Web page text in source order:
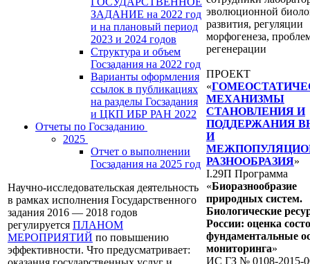
ЗАДАНИЕ на 2022 год
и на плановый период
2023 и 2024 годов
Структура и объем
Госзадания на 2022 год
Варианты оформления
ссылок в публикациях
на разделы Госзадания
и ЦКП ИБР РАН 2022
Отчеты по Госзаданию
2025
Отчет о выполнении
Госзадания на 2025 год
Научно-исследовательская деятельность
в рамках исполнения Государственного
задания 2016 — 2018 годов
регулируется ПЛАНОМ
МЕРОПРИЯТИЙ по повышению
эффективности. Что предусматривает:
эволюционной
развития, регуляции
морфогенеза,
регенерации
ПРОЕКТ
«
МЕХАНИЗМЫ
СТАНОВЛЕНИЯ И
ПОДДЕРЖАНИЯ
И
РАЗНООБРАЗИЯ»
I.29П Программа
«Биоразнообразие
природных систем.
Биологические
России: оценка
фундаментальные
мониторинга»
ИС ГЗ № 0108-2015-